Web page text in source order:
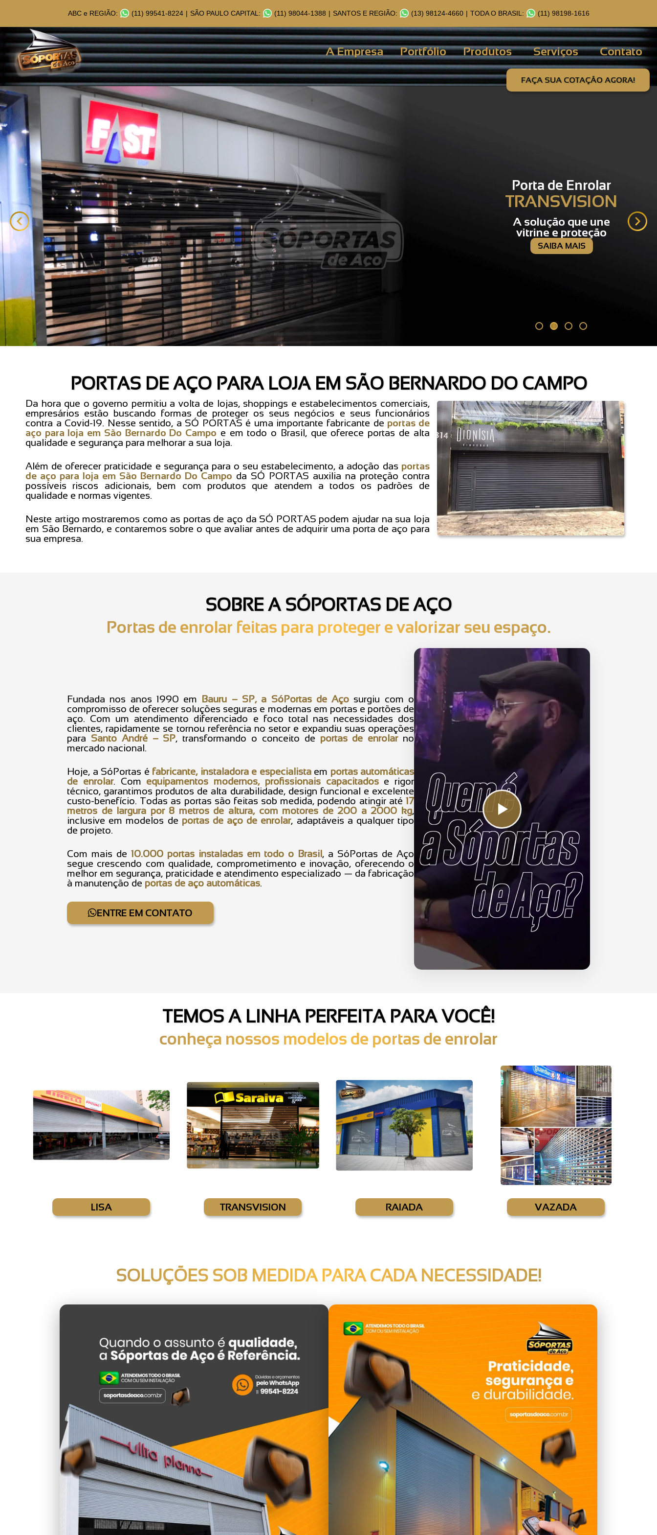
ABC e REGIÃO: (11) 99541-8224 | SÃO PAULO CAPITAL: (11) 98044-1388 | SANTOS E REGIÃO: (13) 98124-4660 | TODA O BRASIL: (11) 98198-1616
A Empresa Portfólio Produtos Serviços Contato
FAÇA SUA COTAÇÃO AGORA!
Porta de Enrolar
TRANSVISION
A solução que une
vitrine e proteção
SAIBA MAIS
PORTAS DE AÇO PARA LOJA EM SÃO BERNARDO DO CAMPO
Da hora que o governo permitiu a volta de lojas, shoppings e estabelecimentos comerciais,
empresários estão buscando formas de proteger os seus negócios e seus funcionários
contra a Covid-19. Nesse sentido, a SÓ PORTAS é uma importante fabricante de portas de
aço para loja em São Bernardo Do Campo e em todo o Brasil, que oferece portas de alta
qualidade e segurança para melhorar a sua loja.
Além de oferecer praticidade e segurança para o seu estabelecimento, a adoção das portas
de aço para loja em São Bernardo Do Campo da SÓ PORTAS auxilia na proteção contra
possíveis riscos adicionais, bem com produtos que atendem a todos os padrões de
qualidade e normas vigentes.
Neste artigo mostraremos como as portas de aço da SÓ PORTAS podem ajudar na sua loja
em São Bernardo, e contaremos sobre o que avaliar antes de adquirir uma porta de aço para
sua empresa.
SOBRE A SÓPORTAS DE AÇO
Portas de enrolar feitas para proteger e valorizar seu espaço.
Fundada nos anos 1990 em Bauru – SP, a SóPortas de Aço surgiu com o
compromisso de oferecer soluções seguras e modernas em portas e portões de
aço. Com um atendimento diferenciado e foco total nas necessidades dos
clientes, rapidamente se tornou referência no setor e expandiu suas operações
para Santo André – SP, transformando o conceito de portas de enrolarno
mercado nacional.
Hoje, a SóPortas é fabricante, instaladora e especialistaem portas automáticas
de enrolar. Com equipamentos modernos, profissionais capacitadose rigor
técnico, garantimos produtos de alta durabilidade, design funcional e excelente
custo-benefício. Todas as portas são feitas sob medida, podendo atingir até 17
metros de largura por 8 metros de altura, com motores de 200 a 2000 kg,
inclusive em modelos de portas de aço de enrolar, adaptáveis a qualquer tipo
de projeto.
Com mais de 10.000 portas instaladas em todo o Brasil, a SóPortas de Aço
segue crescendo com qualidade, comprometimento e inovação, oferecendo o
melhor em segurança, praticidade e atendimento especializado — da fabricação
à manutenção de portas de aço automáticas.
ENTRE EM CONTATO
TEMOS A LINHA PERFEITA PARA VOCÊ!
conheça nossos modelos de portas de enrolar
LISA TRANSVISION RAIADA VAZADA
SOLUÇÕES SOB MEDIDA PARA CADA NECESSIDADE!